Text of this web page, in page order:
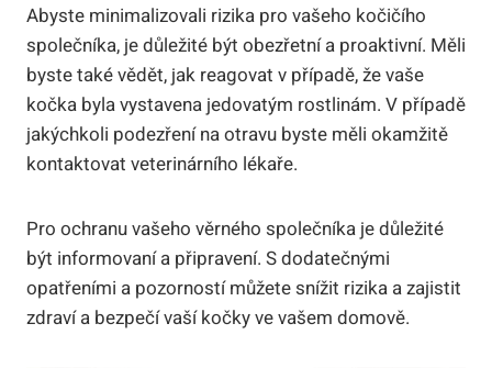
Abyste minimalizovali rizika pro vašeho kočičího
společníka, je důležité být obezřetní a proaktivní. Měli
byste také vědět, jak reagovat v případě, že vaše
kočka byla vystavena jedovatým rostlinám. V případě
jakýchkoli podezření na otravu byste měli okamžitě
kontaktovat veterinárního lékaře.
Pro ochranu vašeho věrného společníka je důležité
být informovaní a připravení. S dodatečnými
opatřeními a pozorností můžete snížit rizika a zajistit
zdraví a bezpečí vaší kočky ve vašem domově.